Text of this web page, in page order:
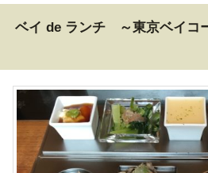
ベイ de ランチ ～東京ベイコ